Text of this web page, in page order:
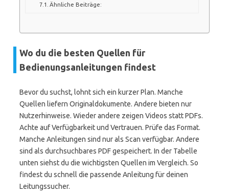
Ähnliche Beiträge:
Wo du die besten Quellen für
Bedienungsanleitungen findest
Bevor du suchst, lohnt sich ein kurzer Plan. Manche
Quellen liefern Originaldokumente. Andere bieten nur
Nutzerhinweise. Wieder andere zeigen Videos statt PDFs.
Achte auf Verfügbarkeit und Vertrauen. Prüfe das Format.
Manche Anleitungen sind nur als Scan verfügbar. Andere
sind als durchsuchbares PDF gespeichert. In der Tabelle
unten siehst du die wichtigsten Quellen im Vergleich. So
findest du schnell die passende Anleitung für deinen
Leitungssucher.